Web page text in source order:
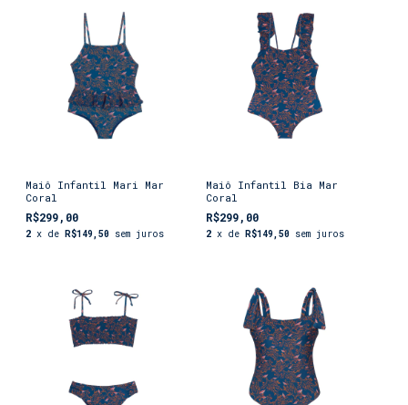
Maiô Infantil Mari Mar
Coral
R$299,00
2 x de R$149,50 sem juros
Maiô Infantil Bia Mar
Coral
R$299,00
2 x de R$149,50 sem juros